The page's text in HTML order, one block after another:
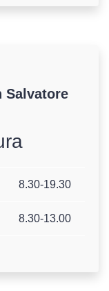
Salvatore
8.30-19.30
8.30-13.00